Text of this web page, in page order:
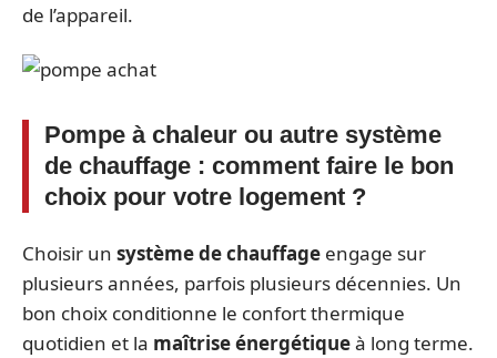
de l’appareil.
Pompe à chaleur ou autre système
de chauffage : comment faire le bon
choix pour votre logement ?
Choisir un système de chauffage engage sur
plusieurs années, parfois plusieurs décennies. Un
bon choix conditionne le confort thermique
quotidien et la maîtrise énergétiqueà long terme.